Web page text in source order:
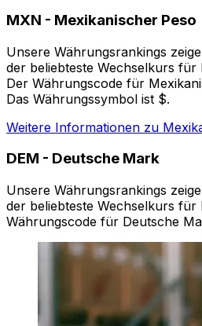
MXN - Mexikanischer Peso
Unsere Währungsrankings
der beliebteste Wechselkurs für
Der Währungscode für
Das Währungssymbol ist $.
Weitere Informationen zu
DEM - Deutsche Mark
Unsere Währungsrankings
der beliebteste Wechselkurs
Währungscode für Deutsche